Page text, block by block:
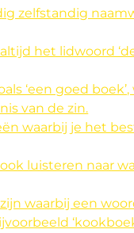
zelfstandig
het lidwoord
‘een goed
van de zin.
waarbij je het
luisteren naar
waarbij een